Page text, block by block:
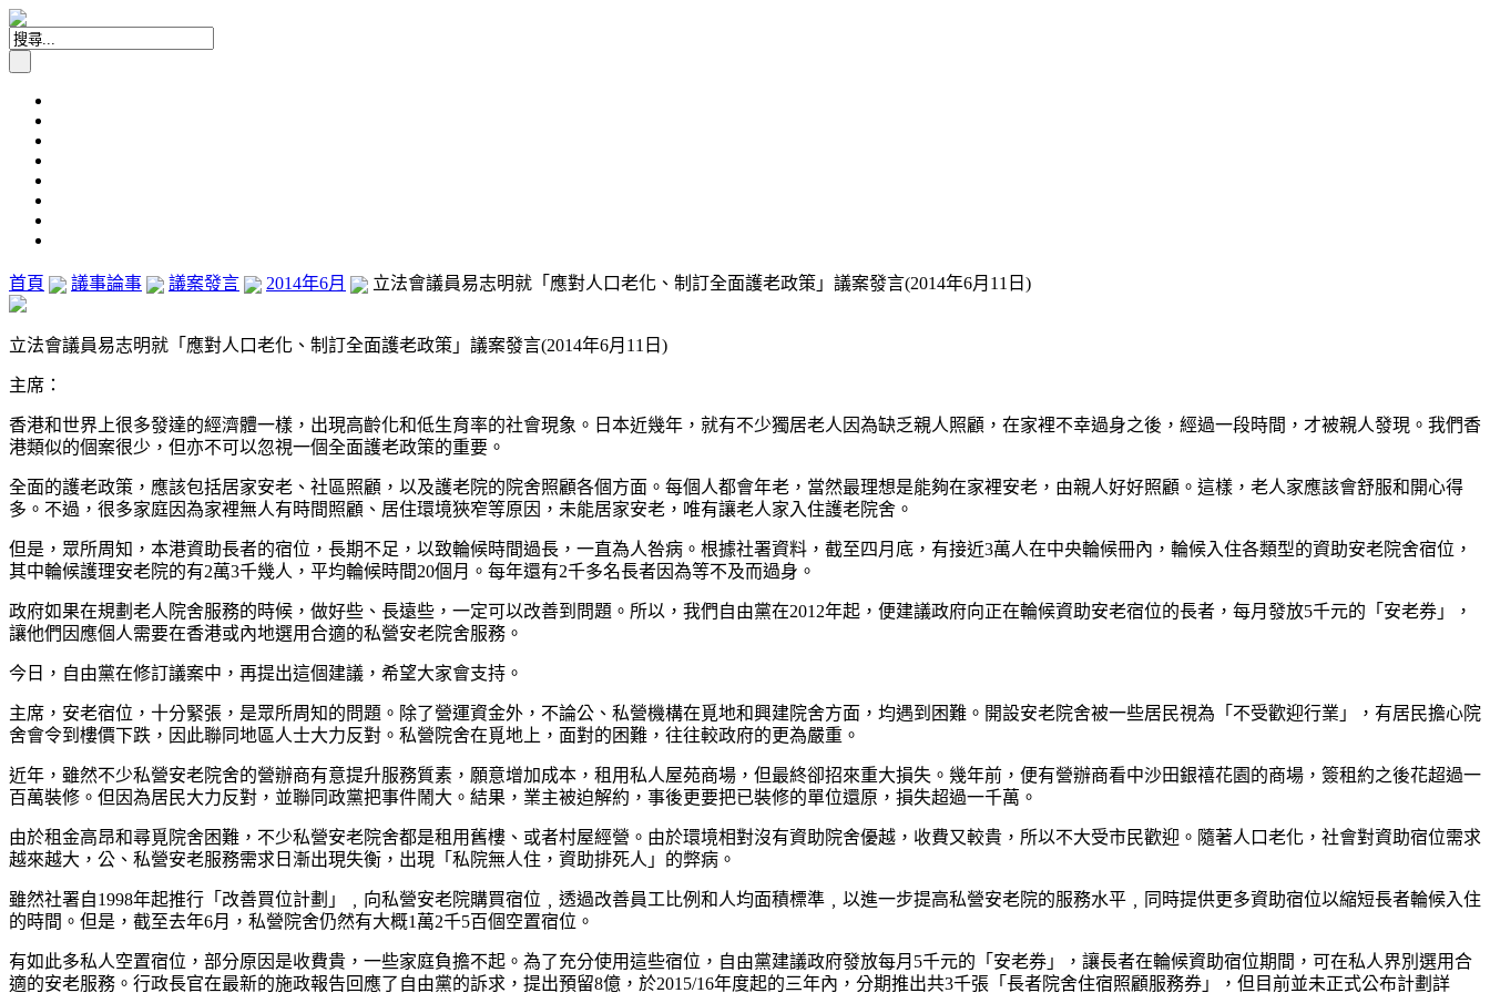
首頁 議事論事 議案發言 2014年6月 立法會議員易志明就「應對人口老化、制訂全面護老政策」議案發言(2014年6月11日)
立法會議員易志明就「應對人口老化、制訂全面護老政策」議案發言(2014年6月11日)
主席：
香港和世界上很多發達的經濟體一樣，出現高齡化和低生育率的社會現象。日本近幾年，就有不少獨居老人因為缺乏親人照顧，在家裡不幸過身之後，經過一段時間，才被親人發現。我們香
港類似的個案很少，但亦不可以忽視一個全面護老政策的重要。
全面的護老政策，應該包括居家安老、社區照顧，以及護老院的院舍照顧各個方面。每個人都會年老，當然最理想是能夠在家裡安老，由親人好好照顧。這樣，老人家應該會舒服和開心得
多。不過，很多家庭因為家裡無人有時間照顧、居住環境狹窄等原因，未能居家安老，唯有讓老人家入住護老院舍。
但是，眾所周知，本港資助長者的宿位，長期不足，以致輪候時間過長，一直為人咎病。根據社署資料，截至四月底，有接近3萬人在中央輪候冊內，輪候入住各類型的資助安老院舍宿位，
其中輪候護理安老院的有2萬3千幾人，平均輪候時間20個月。每年還有2千多名長者因為等不及而過身。
政府如果在規劃老人院舍服務的時候，做好些、長遠些，一定可以改善到問題。所以，我們自由黨在2012年起，便建議政府向正在輪候資助安老宿位的長者，每月發放5千元的「安老券」，
讓他們因應個人需要在香港或內地選用合適的私營安老院舍服務。
今日，自由黨在修訂議案中，再提出這個建議，希望大家會支持。
主席，安老宿位，十分緊張，是眾所周知的問題。除了營運資金外，不論公、私營機構在覓地和興建院舍方面，均遇到困難。開設安老院舍被一些居民視為「不受歡迎行業」，有居民擔心院
舍會令到樓價下跌，因此聯同地區人士大力反對。私營院舍在覓地上，面對的困難，往往較政府的更為嚴重。
近年，雖然不少私營安老院舍的營辦商有意提升服務質素，願意增加成本，租用私人屋苑商場，但最終卻招來重大損失。幾年前，便有營辦商看中沙田銀禧花園的商場，簽租約之後花超過一
百萬裝修。但因為居民大力反對，並聯同政黨把事件鬧大。結果，業主被迫解約，事後更要把已裝修的單位還原，損失超過一千萬。
由於租金高昂和尋覓院舍困難，不少私營安老院舍都是租用舊樓、或者村屋經營。由於環境相對沒有資助院舍優越，收費又較貴，所以不大受市民歡迎。隨著人口老化，社會對資助宿位需求
越來越大，公、私營安老服務需求日漸出現失衡，出現「私院無人住，資助排死人」的弊病。
雖然社署自1998年起推行「改善買位計劃」﹐向私營安老院購買宿位﹐透過改善員工比例和人均面積標準﹐以進一步提高私營安老院的服務水平﹐同時提供更多資助宿位以縮短長者輪候入住
的時間。但是，截至去年6月，私營院舍仍然有大概1萬2千5百個空置宿位。
有如此多私人空置宿位，部分原因是收費貴，一些家庭負擔不起。為了充分使用這些宿位，自由黨建議政府發放每月5千元的「安老券」，讓長者在輪候資助宿位期間，可在私人界別選用合
適的安老服務。行政長官在最新的施政報告回應了自由黨的訴求，提出預留8億，於2015/16年度起的三年內，分期推出共3千張「長者院舍住宿照顧服務券」，但目前並未正式公布計劃詳